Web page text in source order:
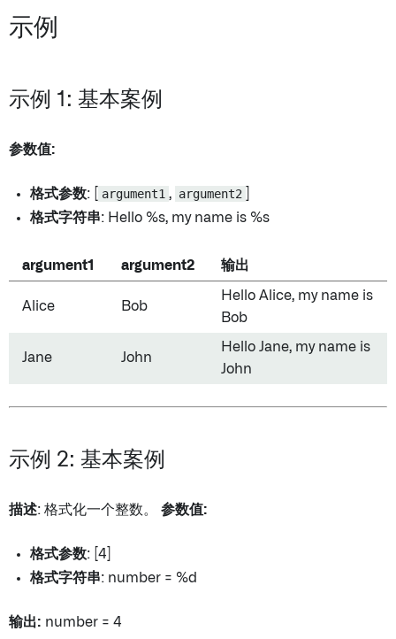
示例
示例 1: 基本案例
参数值:
格式参数: [ argument1 , argument2
格式字符串: Hello %s, my name is %s
argument1 argument2 输出
Alice Bob
Hello Alice, my name is
Bob
Jane John
Hello Jane, my name is
John
示例 2: 基本案例
描述: 格式化一个整数。 参数值:
格式参数: [4]
格式字符串: number = %d
输出: number = 4